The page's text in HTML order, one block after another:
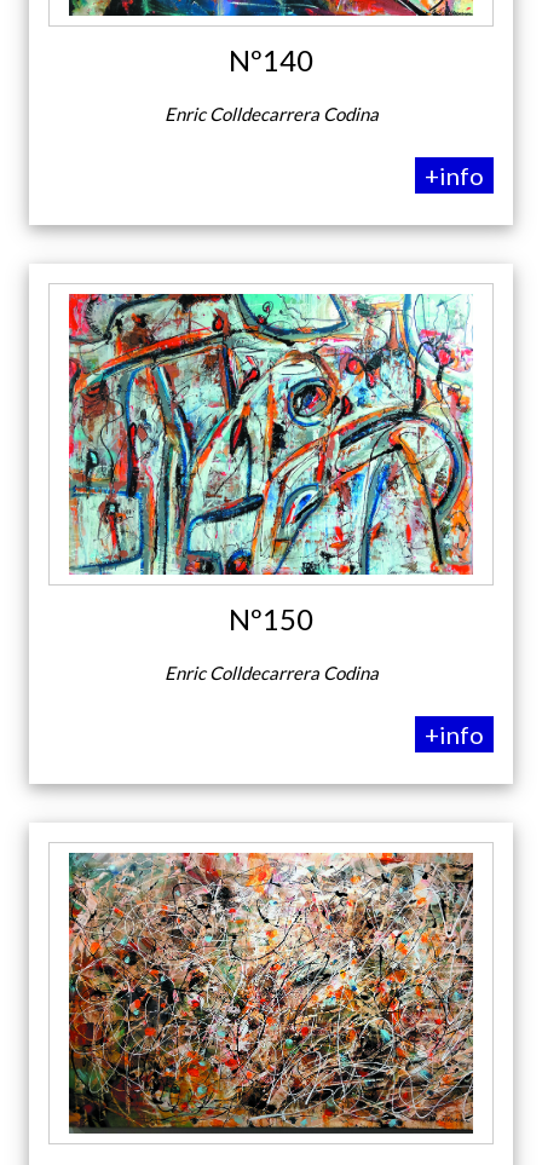
Nº140
Enric Colldecarrera Codina
+info
Nº150
Enric Colldecarrera Codina
+info